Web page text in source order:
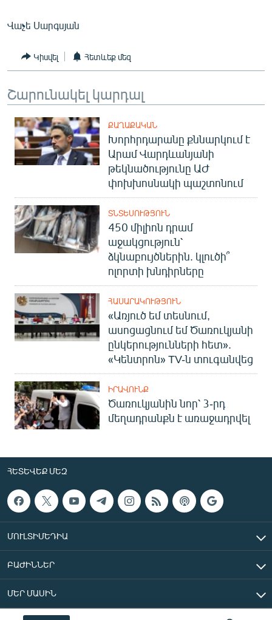
Վաչե Սարգսյան
Կիսվել Հետևեք մեզ
Շարունակել կարդալ
ՔԱՂԱՔԱԿԱՆ
Խորհրդարանը քննարկում է
Արամ Վարդևանյանի
թեկնածությունը ԱԺ
փոխխոսնակի պաշտոնում
ՏՆՏԵՍՈՒԹՅՈՒՆ
450 միլիոն դրամ
աջակցություն՝
ձկնաբույծներին. կլուծի՞
ոլորտի խնդիրները
ՀԱՍԱՐԱԿՈՒԹՅՈՒՆ
«Առյուծ եմ տեսնում,
ասոցացնում եմ Ծառուկյանի
ընկերությունների հետ».
«Կենտրոն» TV-ն տուգանվեց
ԻՐԱՎՈՒՆՔ
Ծառուկյանին նոր՝ 3-րդ
մեղադրանքն է առաջադրվել
ՀԵՏԵՎԵՔ ՄԵԶ
ՄՈՒԼՏԻՄԵԴԻԱ
ԲԱԺԻՆՆԵՐ
ՄԵՐ ՄԱՍԻՆ